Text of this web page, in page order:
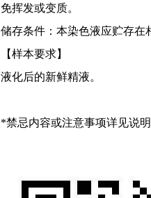
免挥发或变质。
储存条件：本染色液应贮存在
【样本要求】
液化后的新鲜精液。
*禁忌内容或注意事项详见说